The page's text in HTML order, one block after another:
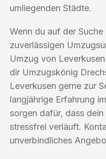
umliegenden Städte.
Wenn du auf der Suche
zuverlässigen
Umzug von
dir Umzugskönig
Leverkusen gerne zur
langjährige Erfahrung
sorgen dafür, dass
stressfrei verläuft.
unverbindliches